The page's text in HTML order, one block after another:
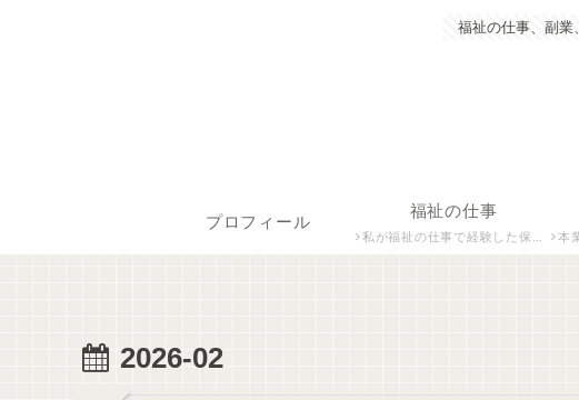
福祉の仕事、副業
プロフィール
福祉の仕事
私が福祉の仕事で経験した保育士、障がい者生活支援員について紹介します。 本業の
2026-02